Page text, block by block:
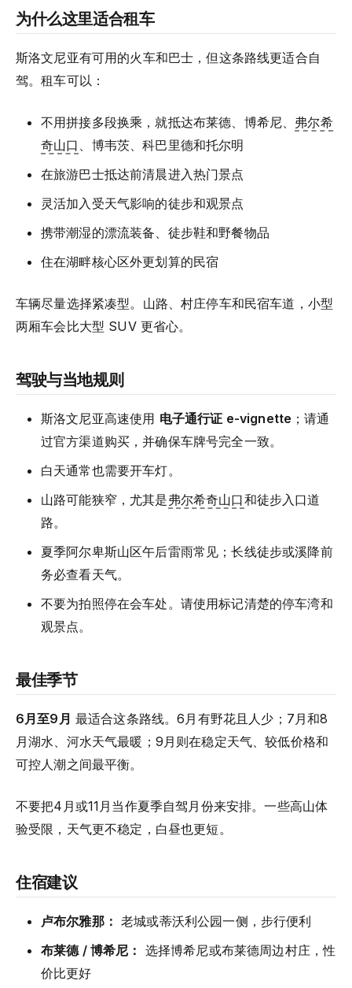
为什么这里适合租车
斯洛文尼亚有可用的火车和巴士，但这条路线更适合自
驾。租车可以：
不用拼接多段换乘，就抵达布莱德、博希尼、 弗尔希
奇山口 、博韦茨、科巴里德和托尔明
在旅游巴士抵达前清晨进入热门景点
灵活加入受天气影响的徒步和观景点
携带潮湿的漂流装备、徒步鞋和野餐物品
住在湖畔核心区外更划算的民宿
车辆尽量选择紧凑型。山路、村庄停车和民宿车道，小型
两厢车会比大型 SUV 更省心。
驾驶与当地规则
斯洛文尼亚高速使用 电子通行证 e-vignette ；请通
过官方渠道购买，并确保车牌号完全一致。
白天通常也需要开车灯。
山路可能狭窄，尤其是弗尔希奇山口和徒步入口道
路。
夏季阿尔卑斯山区午后雷雨常见；长线徒步或溪降前
务必查看天气。
不要为拍照停在会车处。请使用标记清楚的停车湾和
观景点。
最佳季节
6月至9月 最适合这条路线。6月有野花且人少；7月和8
月湖水、河水天气最暖；9月则在稳定天气、较低价格和
可控人潮之间最平衡。
不要把4月或11月当作夏季自驾月份来安排。一些高山体
验受限，天气更不稳定，白昼也更短。
住宿建议
卢布尔雅那： 老城或蒂沃利公园一侧，步行便利
布莱德 / 博希尼： 选择博希尼或布莱德周边村庄，性
价比更好